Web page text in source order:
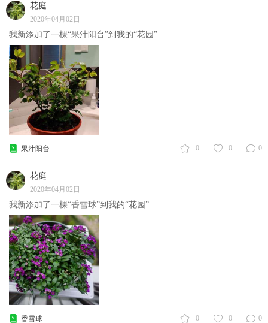
花庭
2020年04月02日
我新添加了一棵“果汁阳台”到我的“花园”
0 0 0
果汁阳台
花庭
2020年04月02日
我新添加了一棵“香雪球”到我的“花园”
0 0 0
香雪球